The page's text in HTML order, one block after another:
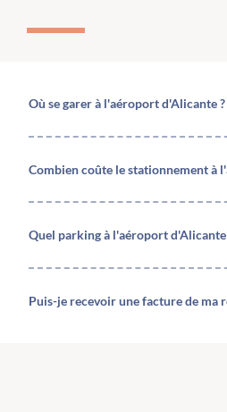
Où se garer à l'aéroport d'Alicante ?
Combien coûte le stationnement à
Quel parking à l'aéroport d'Alicante
Puis-je recevoir une facture de ma